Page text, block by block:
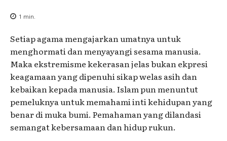
1 min.
Setiap agama mengajarkan umatnya untuk
menghormati dan menyayangi sesama manusia.
Maka ekstremisme kekerasan jelas bukan ekpresi
keagamaan yang dipenuhi sikap welas asih dan
kebaikan kepada manusia. Islam pun menuntut
pemeluknya untuk memahami inti kehidupan yang
benar di muka bumi. Pemahaman yang dilandasi
semangat kebersamaan dan hidup rukun.